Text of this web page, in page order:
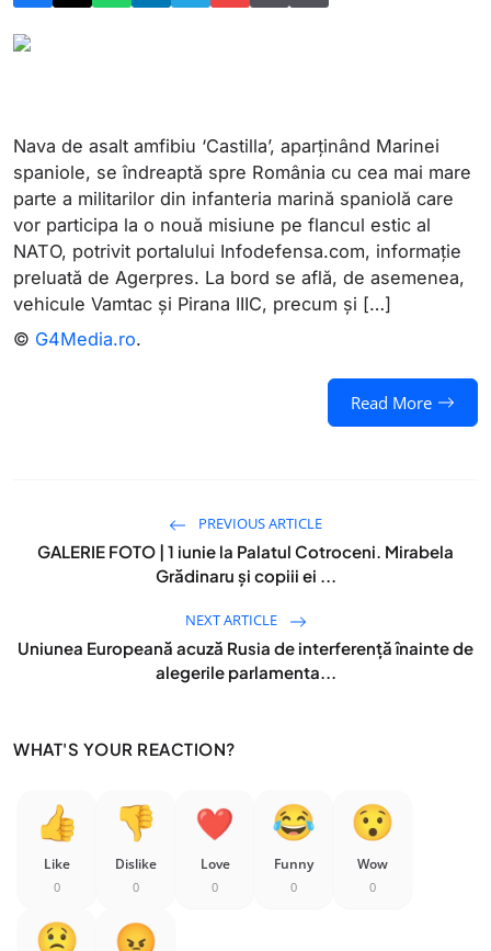
Nava de asalt amfibiu ‘Castilla’, aparținând Marinei
spaniole, se îndreaptă spre România cu cea mai mare
parte a militarilor din infanteria marină spaniolă care
vor participa la o nouă misiune pe flancul estic al
NATO, potrivit portalului Infodefensa.com, informație
preluată de Agerpres. La bord se află, de asemenea,
vehicule Vamtac și Pirana IIIC, precum și […]
© G4Media.ro.
Read More
PREVIOUS ARTICLE
GALERIE FOTO | 1 iunie la Palatul Cotroceni. Mirabela
Grădinaru și copiii ei ...
NEXT ARTICLE
Uniunea Europeană acuză Rusia de interferență înainte de
alegerile parlamenta...
WHAT'S YOUR REACTION?
Like
0
Dislike
0
Love
0
Funny
0
Wow
0